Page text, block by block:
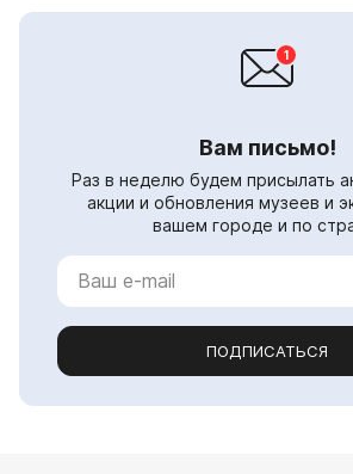
Вам письмо!
Раз в неделю будем присылать
акции и обновления музеев и
вашем городе и по
ПОДПИСАТЬСЯ